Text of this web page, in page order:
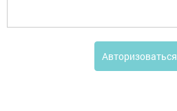
Авторизоваться